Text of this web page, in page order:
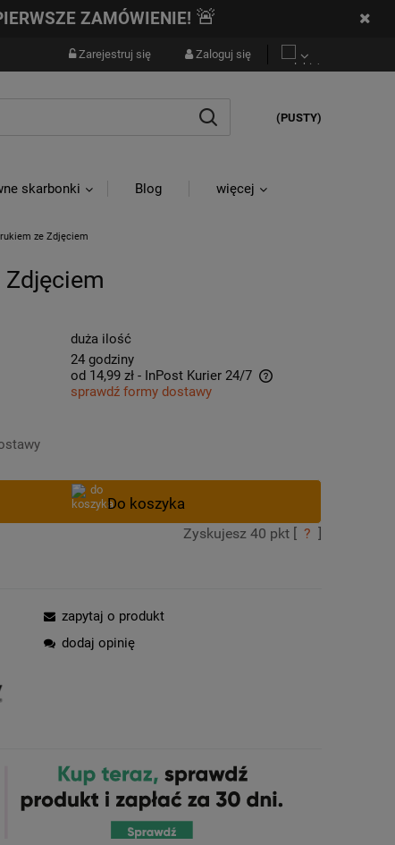
ZAMÓWIENIE! 🚨
Zarejestruj się Zaloguj się
(PUSTY)
skarbonki Blog więcej
ze Zdjęciem
duża ilość
24 godziny
od 14,99 zł - InPost Kurier 24/7
sprawdź formy dostawy
Zyskujesz 40 pkt [ ? ]
zapytaj o produkt
dodaj opinię